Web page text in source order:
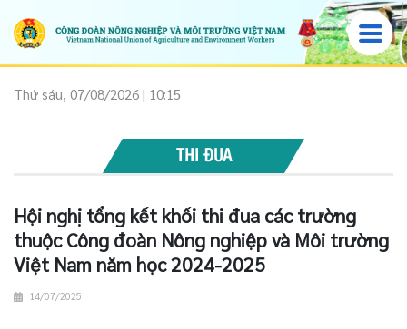
Thứ sáu, 07/08/2026 | 10:15
THI ĐUA
Hội nghị tổng kết khối thi đua các trường
thuộc Công đoàn Nông nghiệp và Môi trường
Việt Nam năm học 2024-2025
14/07/2025